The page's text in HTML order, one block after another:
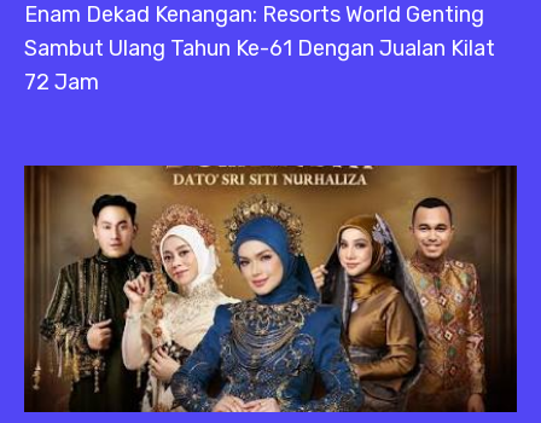
Enam Dekad Kenangan: Resorts World Genting
Sambut Ulang Tahun Ke-61 Dengan Jualan Kilat
72 Jam